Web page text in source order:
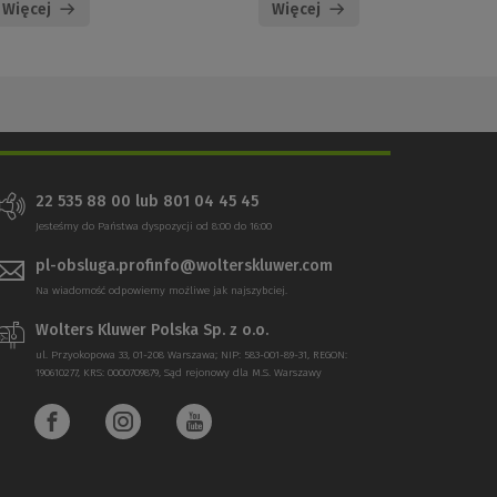
Więcej Więcej
22 535 88 00 lub 801 04 45 45
Jesteśmy do Państwa dyspozycji od 8:00 do 16:00
pl-obsluga.profinfo@wolterskluwer.com
Na wiadomość odpowiemy możliwe jak najszybciej.
Wolters Kluwer Polska Sp. z o.o.
ul. Przyokopowa 33, 01-208 Warszawa; NIP: 583-001-89-31, REGON:
190610277, KRS: 0000709879, Sąd rejonowy dla M.S. Warszawy